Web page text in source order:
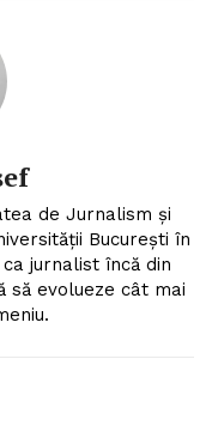
de Jurnalism și
București în
jurnalist încă din
să evolueze cât mai